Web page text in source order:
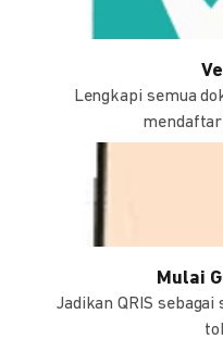
Lengkapi semua
Mulai
Jadikan QRIS